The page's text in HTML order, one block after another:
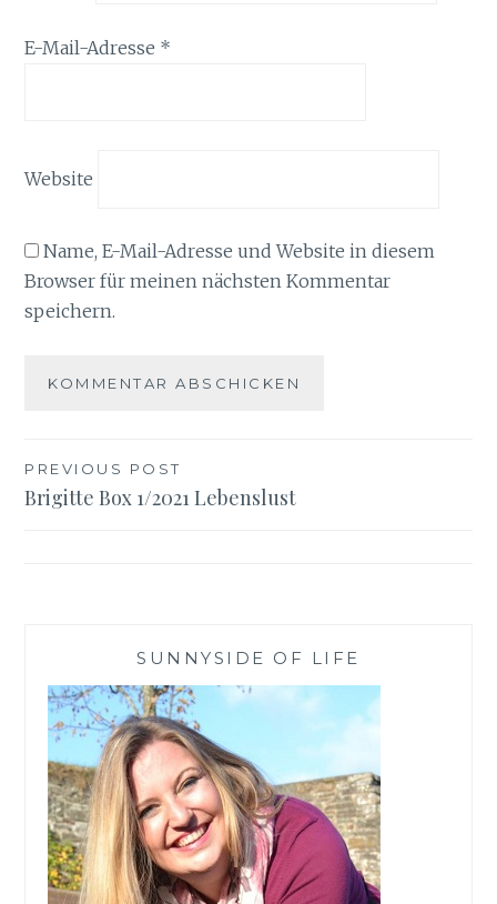
E-Mail-Adresse *
Website
Name, E-Mail-Adresse und Website in diesem
Browser für meinen nächsten Kommentar
speichern.
Beitragsnavigation
PREVIOUS POST
Brigitte Box 1/2021 Lebenslust
SUNNYSIDE OF LIFE